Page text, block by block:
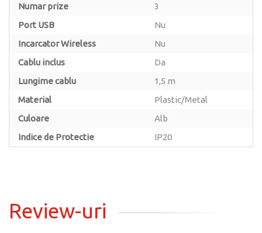
Numar prize
3
Port USB
Nu
Incarcator Wireless
Nu
Cablu inclus
Da
Lungime cablu
1,5 m
Material
Plastic/Metal
Culoare
Alb
Indice de Protectie
IP20
Review-uri